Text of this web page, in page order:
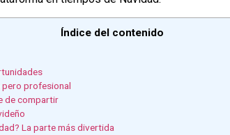
Índice del contenido
pero profesional
de compartir
La parte más divertida